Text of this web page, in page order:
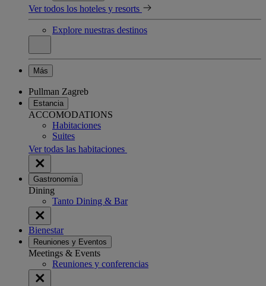
Ver todos los hoteles y resorts
Explore nuestras destinos
Más
Pullman Zagreb
Estancia
ACCOMODATIONS
Habitaciones
Suites
Ver todas las habitaciones
Gastronomía
Dining
Tanto Dining & Bar
Bienestar
Reuniones y Eventos
Meetings & Events
Reuniones y conferencias